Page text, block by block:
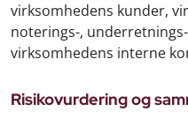
virksomhedens kunder,
noterings-,
virksomhedens interne
Risikovurdering og